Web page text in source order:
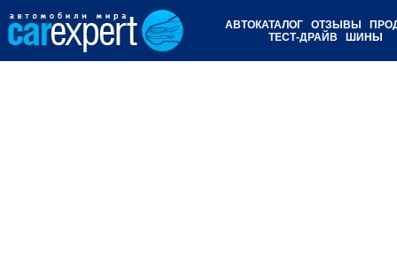
АВТОКАТАЛОГ ОТЗЫВЫ
ТЕСТ-ДРАЙВ
ШИНЫ